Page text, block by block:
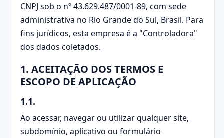
CNPJ sob o nº 43.629.487/0001-89, com sede
administrativa no Rio Grande do Sul, Brasil. Para
fins jurídicos, esta empresa é a "Controladora"
dos dados coletados.
1. ACEITAÇÃO DOS TERMOS E
ESCOPO DE APLICAÇÃO
1.1.
Ao acessar, navegar ou utilizar qualquer site,
subdomínio, aplicativo ou formulário